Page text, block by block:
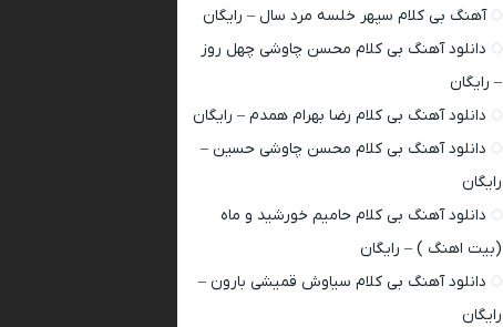
آهنگ بی کلام سپهر خلسه مرد سال – رایگان
دانلود آهنگ بی کلام محسن چاوشی چهل روز
– رایگان
دانلود آهنگ بی کلام رضا بهرام همدم – رایگان
دانلود آهنگ بی کلام محسن چاوشی حسین –
رایگان
دانلود آهنگ بی کلام حامیم خورشید و ماه
(بیت اهنگ ) – رایگان
دانلود آهنگ بی کلام سیاوش قمیشی بارون –
رایگان